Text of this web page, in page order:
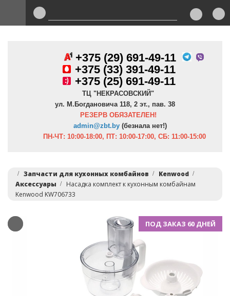
+375 (29) 691-49-11
+375 (33) 391-49-11
+375 (25) 691-49-11
ТЦ "НЕКРАСОВСКИЙ"
ул. М.Богдановича 118, 2 эт., пав. 38
РЕЗЕРВ ОБЯЗАТЕЛЕН!
admin@zbt.by (безнала нет!)
ПН-ЧТ: 10:00-18:00, ПТ: 10:00-17:00, СБ: 11:00-15:00
Запчасти для кухонных комбайнов
Kenwood
Аксессуары
Насадка комплект к кухонным комбайнам
Kenwood KW706733
ПОД ЗАКАЗ 60 ДНЕЙ